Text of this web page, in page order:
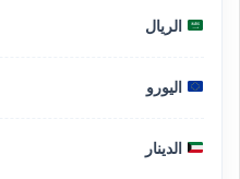
الريال
اليورو
الدينار